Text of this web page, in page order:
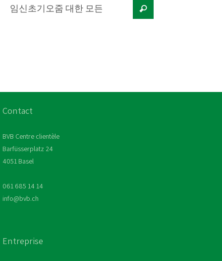
Contact
BVB Centre clientèle
Barfüsserplatz 24
4051 Basel
061 685 14 14
info@bvb.ch
Entreprise